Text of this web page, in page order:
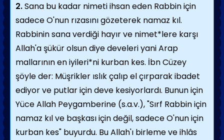
2.Sana bu kadar nimeti ihsan eden Rabbin için
sadece O'nun rızasını gözeterek namaz kıl.
Rabbinin sana verdiği hayır ve nimet*lere karşı
Allah'a şükür olsun diye develeri yani Arap
mallarının en iyileri*ni kurban kes. İbn Cüzey
şöyle der: Müşrikler ıslık çalıp el çırparak ibadet
ediyor ve putlar için deve kesiyorlardı. Bunun için
Yüce Allah Peygamberine (s.a.v.), "Sırf Rabbin için
namaz kıl ve başkası için değil, sadece O'nun için
kurban kes" buyurdu. Bu Allah'ı birleme ve ihlâs